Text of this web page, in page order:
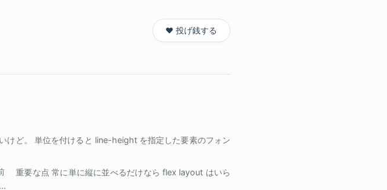
❤️ 投げ銭する
けど。 単位を付けると line-height を指定した要素のフォン
重要な点 常に単に縦に並べるだけなら flex layout はいら